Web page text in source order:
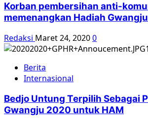
Korban pembersihan anti-
memenangkan Hadiah Gwangju
Redaksi Maret 24, 20200
Berita
Internasional
Bedjo Untung Terpilih Sebagai
Gwangju 2020 untuk HAM